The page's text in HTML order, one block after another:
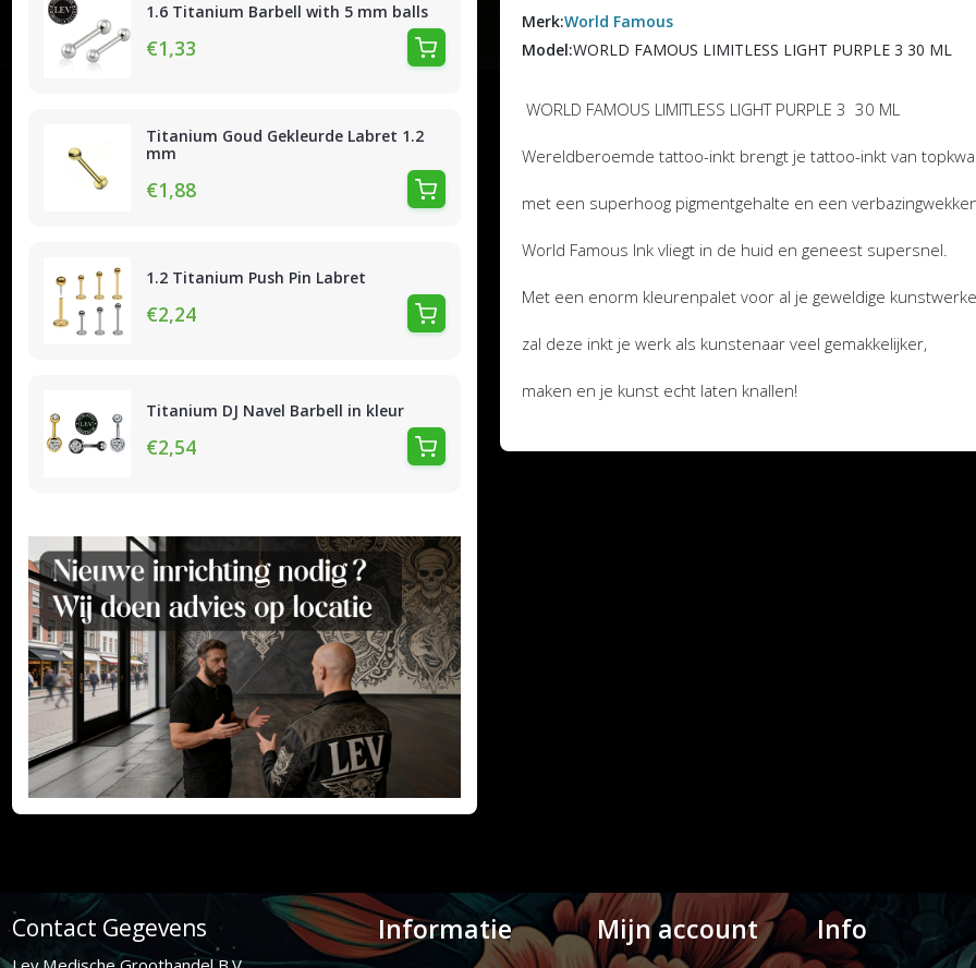
1.6 Titanium Barbell with 5 mm balls
€1,33
Titanium Goud Gekleurde Labret 1.2
mm
€1,88
1.2 Titanium Push Pin Labret
€2,24
Titanium DJ Navel Barbell in kleur
€2,54
Merk:World Famous
Model:WORLD FAMOUS LIMITLESS LIGHT PURPLE 3 30 ML
WORLD FAMOUS LIMITLESS LIGHT PURPLE 3 30 ML
Wereldberoemde tattoo-inkt brengt je tattoo-inkt van
met een superhoog pigmentgehalte en een
World Famous Ink vliegt in de huid en geneest supersnel.
Met een enorm kleurenpalet voor al je geweldige
zal deze inkt je werk als kunstenaar veel gemakkelijker,
maken en je kunst echt laten knallen!
Contact Gegevens Informatie Mijn account Info